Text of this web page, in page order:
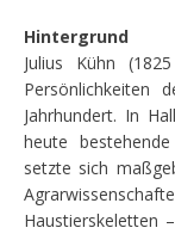
Hintergrund
Julius Kühn
Persönlichkeiten
Jahrhundert. In
heute
setzte sich
Haustierskeletten